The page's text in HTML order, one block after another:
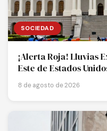
SOCIEDAD
¡Alerta Roja! Lluvias
Este de Estados
8 de agosto de 2026